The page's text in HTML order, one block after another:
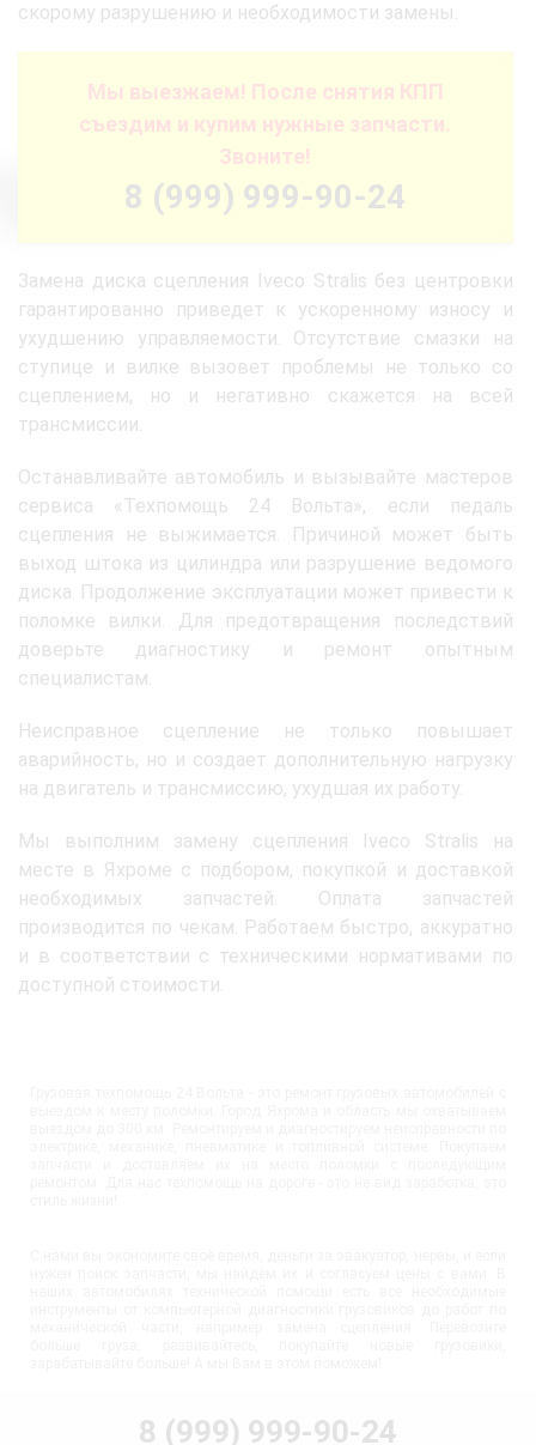
скорому разрушению и необходимости замены.
Мы выезжаем! После снятия КПП
съездим и купим нужные запчасти.
Звоните!
8 (999) 999-90-24
Замена диска сцепления Iveco Stralis без центровки
гарантированно приведет к ускоренному износу и
ухудшению управляемости. Отсутствие смазки на
ступице и вилке вызовет проблемы не только со
сцеплением, но и негативно скажется на всей
трансмиссии.
Останавливайте автомобиль и вызывайте мастеров
сервиса «Техпомощь 24 Вольта», если педаль
сцепления не выжимается. Причиной может быть
выход штока из цилиндра или разрушение ведомого
диска. Продолжение эксплуатации может привести к
поломке вилки. Для предотвращения последствий
доверьте диагностику и ремонт опытным
специалистам.
Неисправное сцепление не только повышает
аварийность, но и создает дополнительную нагрузку
на двигатель и трансмиссию, ухудшая их работу.
Мы выполним замену сцепления Iveco Stralis на
месте в Яхроме с подбором, покупкой и доставкой
необходимых запчастей. Оплата запчастей
производится по чекам. Работаем быстро, аккуратно
и в соответствии с техническими нормативами по
доступной стоимости.
8 (999) 999-90-24